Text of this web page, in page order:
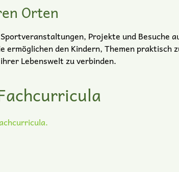
Orten
Projekte und Besuche
ermöglichen den Kindern, Themen praktisch
Lebenswelt zu verbinden.